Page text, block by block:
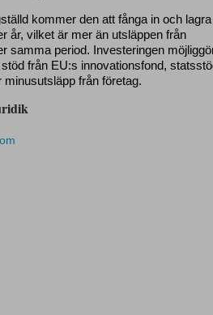
kommer den att fånga in och
år, vilket är mer än utsläppen från
samma period. Investeringen
från EU:s innovationsfond,
från företag.